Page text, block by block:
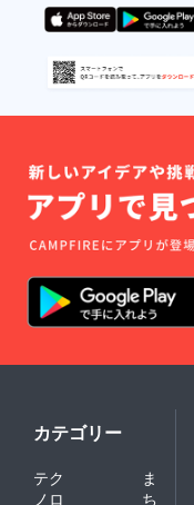
カテゴリー
テク
ノロ
ま
ち